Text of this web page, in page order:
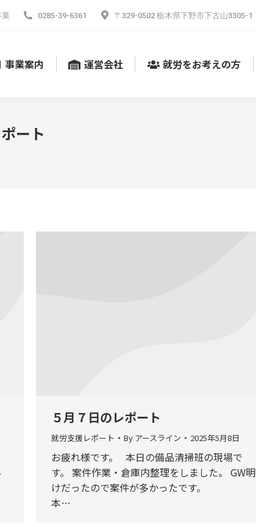
0285-39-6361 〒329-0502 栃木県下野市下古山3305-1
事業案内 運営会社 就労をお考えの方
ート
５月７日のレポート
就労支援レポート By アースライン 2025年5月8日
お疲れ様です。 本日の備品清掃班の現場で
す。 案件作業・倉庫内整理をしました。 GW明
けだったので案件が多かったです。
本…